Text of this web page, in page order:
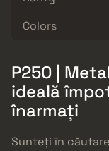
Colors
P250 |
ideală
înarmați
Sunteți în